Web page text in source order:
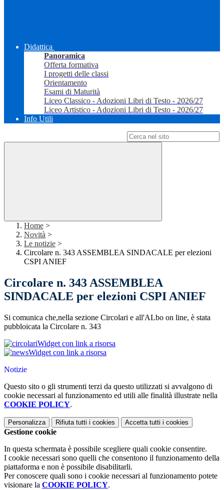
Didattica
Panoramica
Offerta formativa
I progetti delle classi
Orientamento
Esami di Maturità
Liceo Classico - Adozioni Libri di Testo - 2026/27
Liceo Artistico - Adozioni Libri di Testo - 2026/27
Info Utili
Home >
Novità >
Le notizie >
Circolare n. 343 ASSEMBLEA SINDACALE per elezioni
CSPI ANIEF
Circolare n. 343 ASSEMBLEA
SINDACALE per elezioni CSPI ANIEF
Si comunica che,nella sezione Circolari e all'ALbo on line, è stata
pubbloicata la Circolare n. 343
Widget con link a risorsa
Widget con link a risorsa
Notizie
Questo sito o gli strumenti terzi da questo utilizzati si avvalgono di
cookie necessari al funzionamento ed utili alle finalità illustrate nella
COOKIE POLICY.
Personalizza Rifiuta tutti i cookies Accetta tutti i cookies
Gestione cookie
In questa schermata è possibile scegliere quali cookie consentire.
I cookie necessari sono quelli che consentono il funzionamento della
piattaforma e non è possibile disabilitarli.
Per conoscere quali sono i cookie necessari al funzionamento potete
visionare la COOKIE POLICY.